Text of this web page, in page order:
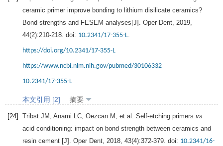
ceramic primer improve bonding to lithium disilicate ceramics?
Bond strengths and FESEM analyses[J]. Oper Dent 2019
44(2):210-218. doi: 10.2341/17-355-L
https://doi.org/10.2341/17-355-L
https://www.ncbi.nlm.nih.gov/pubmed/30106332
10.2341/17-355-L
本文引用 [2] 摘要
[24] Tribst JM Anami LC Oezcan M , et al. Self-etching primers vs
acid conditioning: impact on bond strength between ceramics and
resin cement [J]. Oper Dent 2018 43(4):372-379. doi: 10.2341/16-